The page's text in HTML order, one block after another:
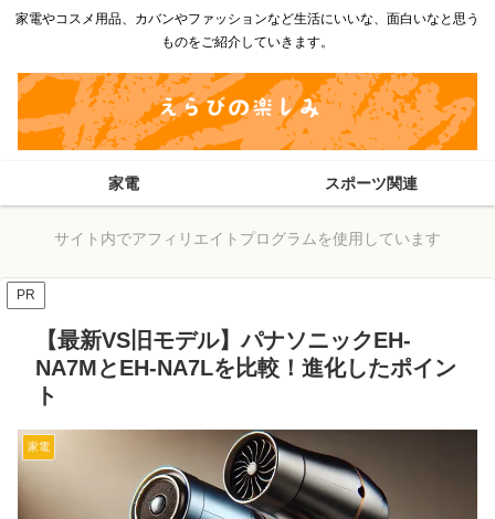
家電やコスメ用品、カバンやファッションなど生活にいいな、面白いなと思う
ものをご紹介していきます。
家電 スポーツ関連
サイト内でアフィリエイトプログラムを使用しています
PR
【最新VS旧モデル】パナソニックEH-
NA7MとEH-NA7Lを比較！進化したポイン
ト
家電